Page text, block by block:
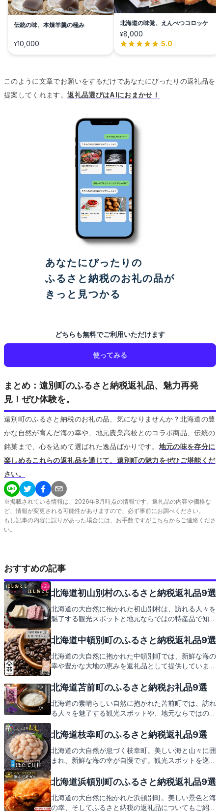
伝統の味、本煉羊羹の極み
¥10,000
北海道の味覚、えんべつコロッケ
¥8,000
5.0
このように文章でお願いをするだけであなたにぴったりの返礼品を
提案してくれます。返礼品選びはAIにおまかせ！
あなたにぴったりの
ふるさと納税のお礼の品が
きっと見つかる
どちらも無料でご利用いただけます
使ってみる
まとめ：遠別町のふるさと納税返礼品、魅力再発
見！ぜひ体験を。
遠別町のふるさと納税のお礼の品、気になりませんか？北海道の豊
かな自然が育んだ海の幸や、地元農業高校とのコラボ商品、伝統の
銘菓まで、心を込めて選ばれた逸品ばかりです。 地元の味を存分に
楽しめるこれらの返礼品を通じて、遠別町の魅力をぜひご堪能くだ
さい。
※掲載されている情報は、 2026年8 月時点の情報です。返礼品の内容や価格な
ど、情報が変更される可能性がありますので、必ず事前にお調べください。
もし記事の内容に誤りがあった場合には、お手数ですがこちらからご連絡くださ
い。
おすすめの記事
北海道初山別村のふるさと納税返礼品9選
北海道の大自然に抱かれた初山別村は、訪れる人々を
魅了する観光スポットと地元ならではの特産品で知ら
と、ふるさと納税の返礼品についてご紹介しますの
北海道中頓別町のふるさと納税返礼品9選
北海道の大自然に抱かれた中頓別町では、新鮮な海の
幸や豊かな大地の恵みを返礼品として提供していま
特産品をご紹介。さあ、心躍る返礼品の数々をお楽し
北海道苫前町のふるさと納税お礼品9選
北海道の素晴らしい自然に抱かれた苫前町では、訪れ
る人々を魅了する観光スポットや、地元ならではの美
さと納税の返礼品には、そんな地域の魅力がギュッと
すので、どうぞお楽しみに。
北海道枝幸町のふるさと納税返礼品9選
北海道の大自然が息づく枝幸町。美しい海と山々に囲
まれ、新鮮な海の幸が自慢です。観光スポットを巡り
幸町からの心温まるふるさと納税の返礼品も、皆様の
北海道浜頓別町のふるさと納税返礼品9選
北海道の大自然に抱かれた浜頓別町。美しい景色と海
の幸、そしてふるさと納税の返礼品についてもご紹介